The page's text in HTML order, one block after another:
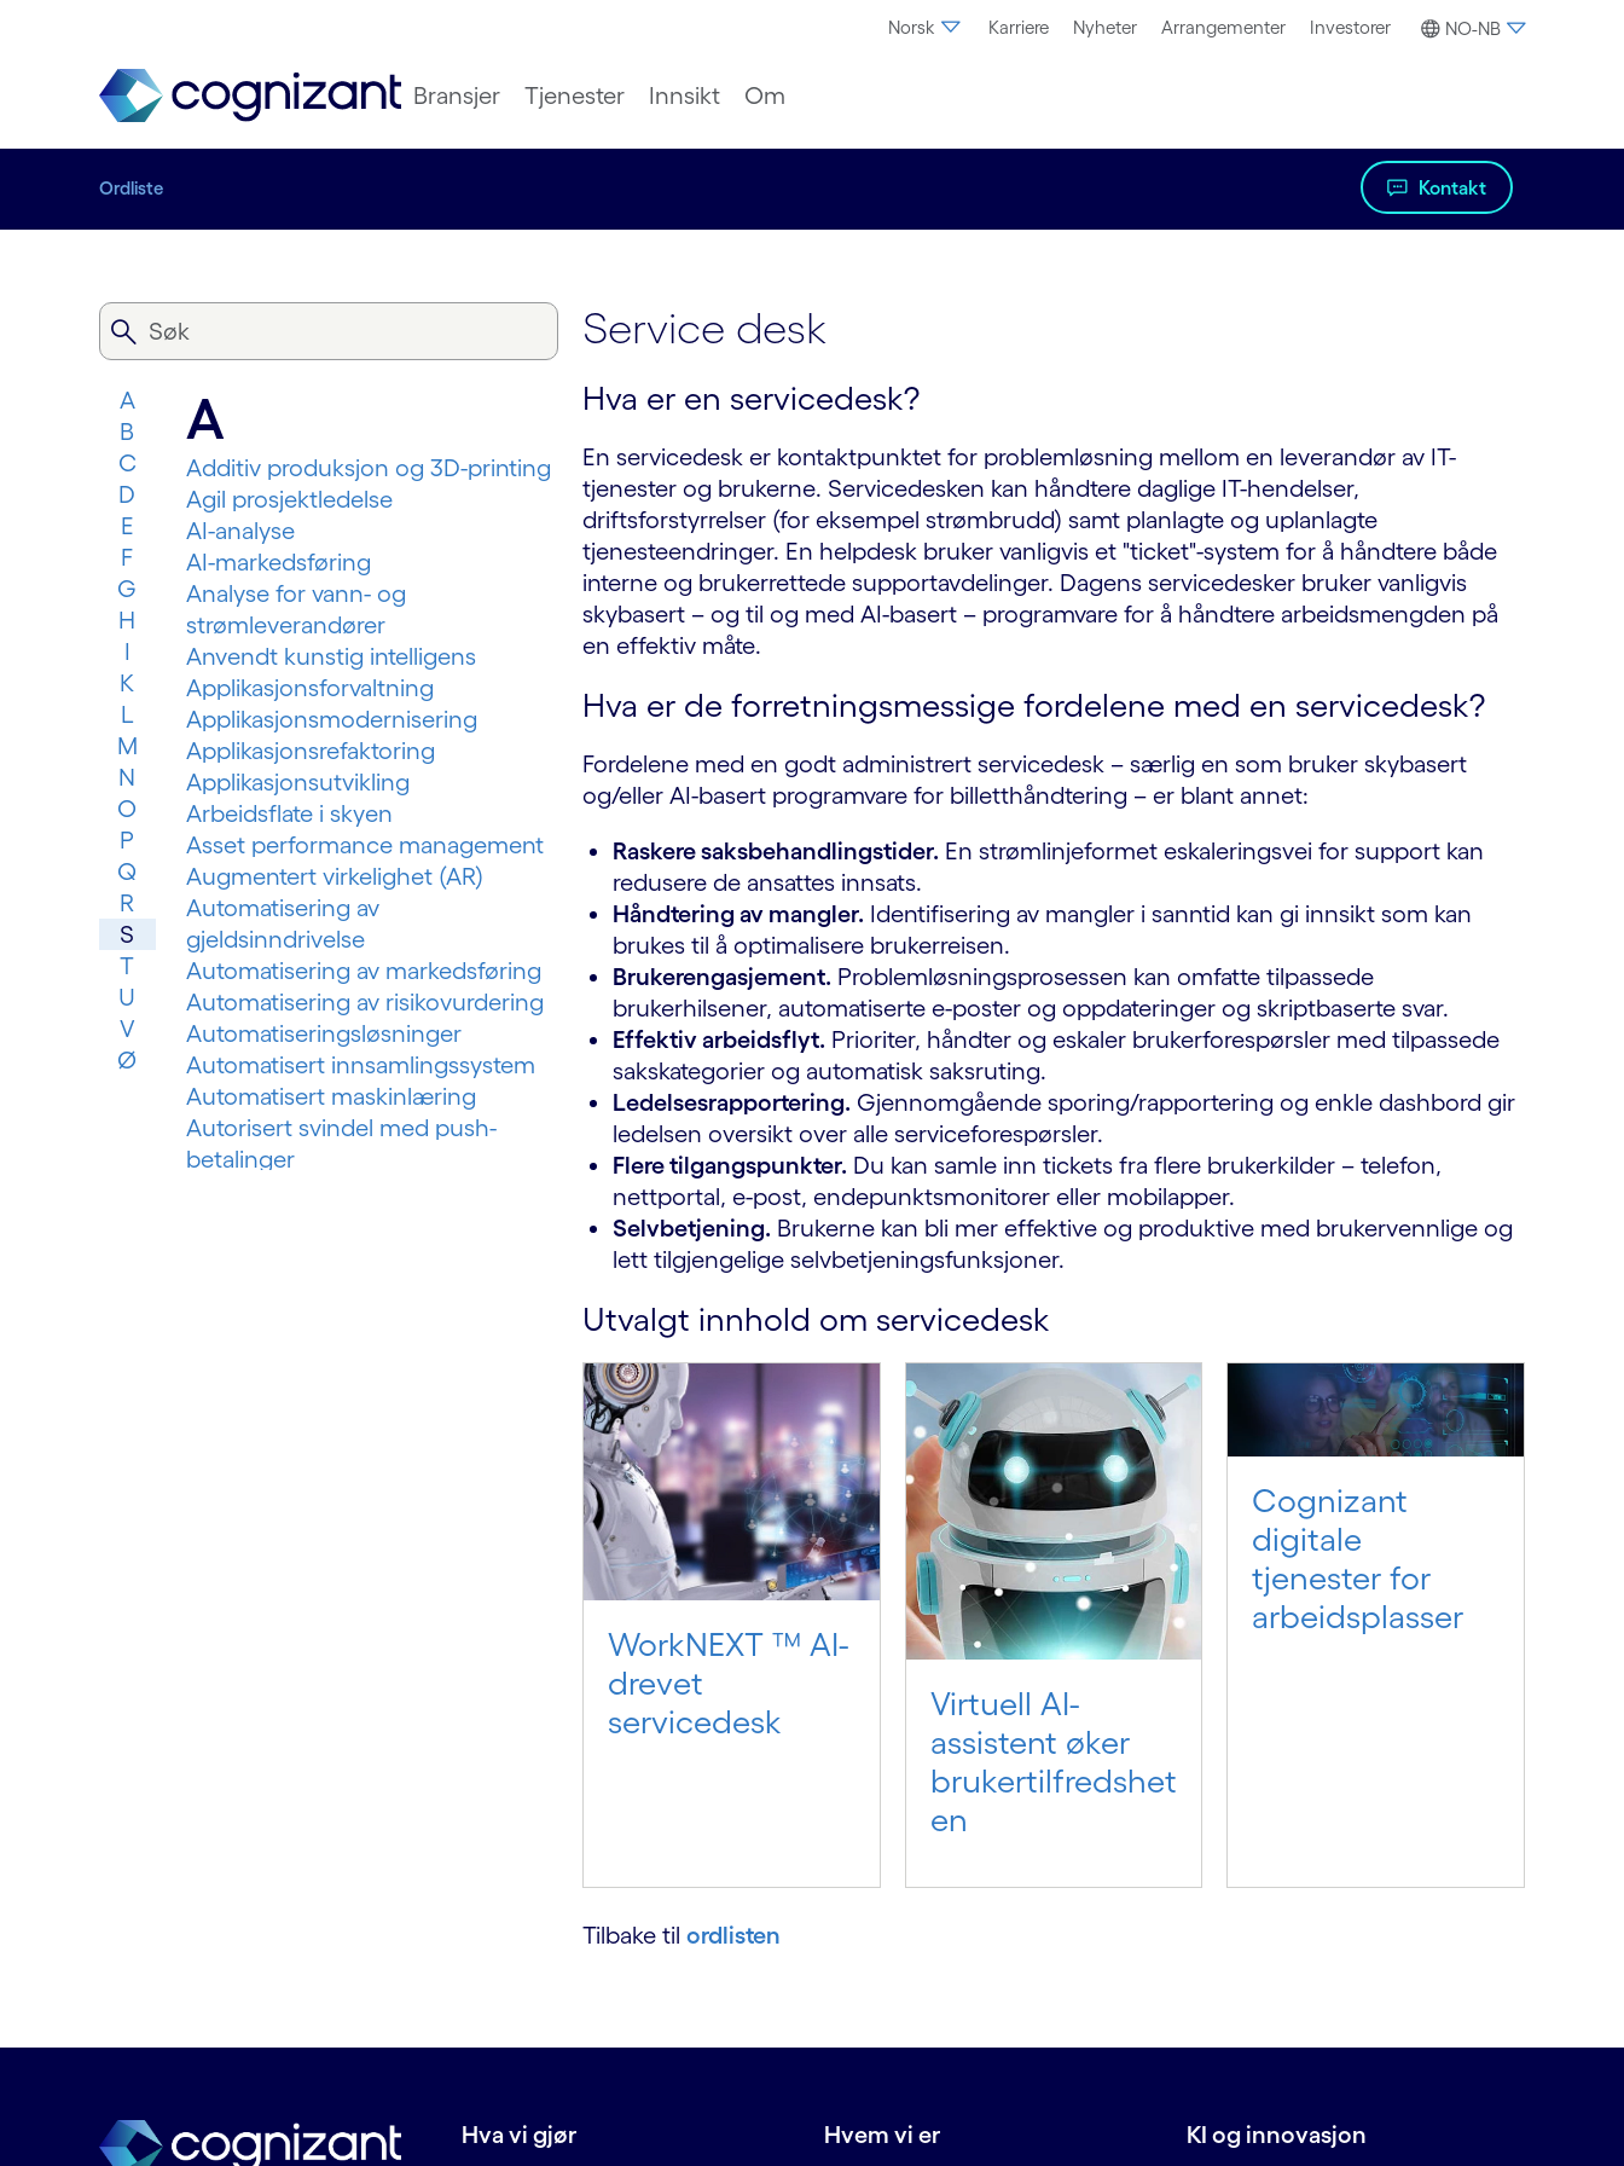
Norsk Karriere Nyheter Arrangementer Investorer NO-NB
Bransjer Tjenester Innsikt Om
Ordliste Kontakt
A
B
C
D
E
F
G
H
I
K
L
M
N
O
P
Q
R
S
T
U
V
Ø
A
Additiv produksjon og 3D-printing
Agil prosjektledelse
AI-analyse
AI-markedsføring
Analyse for vann- og
strømleverandører
Anvendt kunstig intelligens
Applikasjonsforvaltning
Applikasjonsmodernisering
Applikasjonsrefaktoring
Applikasjonsutvikling
Arbeidsflate i skyen
Asset performance management
Augmentert virkelighet (AR)
Automatisering av
gjeldsinndrivelse
Automatisering av markedsføring
Automatisering av risikovurdering
Automatiseringsløsninger
Automatisert innsamlingssystem
Automatisert maskinlæring
Autorisert svindel med push-
betalinger
Datamigrering
Dataplattform
Service desk
Hva er en servicedesk?
En servicedesk er kontaktpunktet for problemløsning mellom en leverandør av IT-
tjenester og brukerne. Servicedesken kan håndtere daglige IT-hendelser,
driftsforstyrrelser (for eksempel strømbrudd) samt planlagte og uplanlagte
tjenesteendringer. En helpdesk bruker vanligvis et "ticket"-system for å håndtere både
interne og brukerrettede supportavdelinger. Dagens servicedesker bruker vanligvis
skybasert – og til og med AI-basert – programvare for å håndtere arbeidsmengden på
en effektiv måte.
Hva er de forretningsmessige fordelene med en servicedesk?
Fordelene med en godt administrert servicedesk – særlig en som bruker skybasert
og/eller AI-basert programvare for billetthåndtering – er blant annet:
Raskere saksbehandlingstider. En strømlinjeformet eskaleringsvei for support kan
redusere de ansattes innsats.
Håndtering av mangler. Identifisering av mangler i sanntid kan gi innsikt som kan
brukes til å optimalisere brukerreisen.
Brukerengasjement. Problemløsningsprosessen kan omfatte tilpassede
brukerhilsener, automatiserte e-poster og oppdateringer og skriptbaserte svar.
Effektiv arbeidsflyt. Prioriter, håndter og eskaler brukerforespørsler med tilpassede
sakskategorier og automatisk saksruting.
Ledelsesrapportering. Gjennomgående sporing/rapportering og enkle dashbord gir
ledelsen oversikt over alle serviceforespørsler.
Flere tilgangspunkter. Du kan samle inn tickets fra flere brukerkilder – telefon,
nettportal, e-post, endepunktsmonitorer eller mobilapper.
Selvbetjening. Brukerne kan bli mer effektive og produktive med brukervennlige og
lett tilgjengelige selvbetjeningsfunksjoner.
Utvalgt innhold om servicedesk
WorkNEXT ™ AI-
drevet
servicedesk
Virtuell AI-
assistent øker
brukertilfredshet
en
Cognizant
digitale
tjenester for
arbeidsplasser
Tilbake til ordlisten
Hva vi gjør Hvem vi er KI og innovasjon